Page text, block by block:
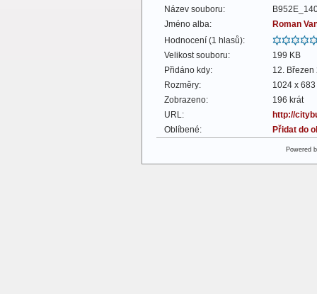
Název souboru:
Jméno alba:
Roman
Hodnocení (1 hlasů):
Velikost souboru:
199 KB
Přidáno kdy:
12. Březen
Rozměry:
1024 x
Zobrazeno:
196 krát
URL:
http://
Oblíbené:
Přidat do
Powered